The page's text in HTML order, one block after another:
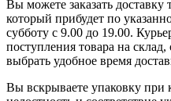
Вы можете заказать
который прибудет по
субботу с 9.00 до 19.00.
поступления товара на
выбрать удобное время
Вы вскрываете упаковку при